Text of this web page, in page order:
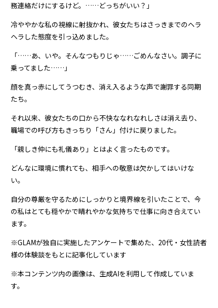
務連絡だけにするけど。……どっちがいい？」
冷ややかな私の視線に射抜かれ、彼女たちはさっきまでのヘラ
ヘラした態度を引っ込めました。
「……あ、いや。そんなつもりじゃ……ごめんなさい。調子に
乗ってました……」
顔を真っ赤にしてうつむき、消え入るような声で謝罪する同期
たち。
それ以来、彼女たちの口から不快ななれなれしさは消え去り、
職場での呼び方もきっちり「さん」付けに戻りました。
「親しき仲にも礼儀あり」とはよく言ったものです。
どんなに環境に慣れても、相手への敬意は欠かしてはいけな
い。
自分の尊厳を守るためにしっかりと境界線を引いたことで、今
の私はとても穏やかで晴れやかな気持ちで仕事に向き合えてい
ます。
※GLAMが独自に実施したアンケートで集めた、20代・女性読者
様の体験談をもとに記事化しています
※本コンテンツ内の画像は、生成AIを利用して作成していま
す。